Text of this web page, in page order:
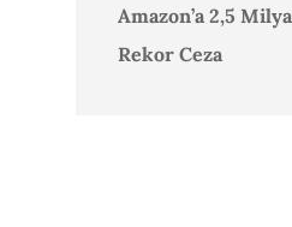
Amazon’a 2,5
Rekor Ceza